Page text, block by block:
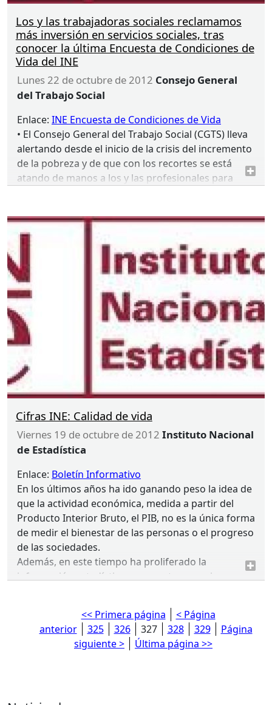
Los y las trabajadoras sociales reclamamos
más inversión en servicios sociales, tras
conocer la última Encuesta de Condiciones de
Vida del INE
lunes 22 de octubre de 2012 Consejo General
del Trabajo Social
Enlace: INE Encuesta de Condiciones de Vida
• El Consejo General del Trabajo Social (CGTS) lleva
alertando desde el inicio de la crisis del incremento
de la pobreza y de que con los recortes se está
atando de manos a los y las profesionales para
del umbral de la pobreza hace necesaria más
intervención social
• El recorte previsto en los servicios sociales de
base para 2013, del 40%, agudiza la pobreza
Cifras INE: Calidad de vida
viernes 19 de octubre de 2012 Instituto Nacional
de Estadística
Enlace: Boletín Informativo
En los últimos años ha ido ganando peso la idea de
que la actividad económica, medida a partir del
Producto Interior Bruto, el PIB, no es la única forma
de medir el bienestar de las personas o el progreso
de las sociedades.
Además, en este tiempo ha proliferado la
información estadística en aspectos que sirven
personas, como son los sanitarios, educativos,
medioambientales, o sobre el bienestar material y
la desigualdad.
<< Primera página
< Página
anterior
325 326 327 328 329
Página
siguiente >
Última página >>